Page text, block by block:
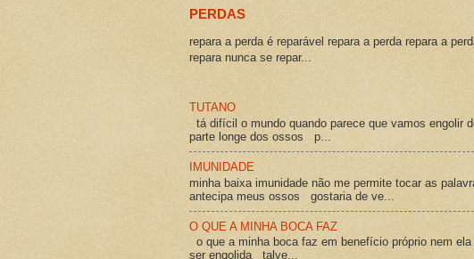
PERDAS
repara a perda é reparável repara a perda repara a
repara nunca se repar...
TUTANO
tá difícil o mundo quando parece que vamos
parte longe dos ossos p...
IMUNIDADE
minha baixa imunidade não me permite tocar as
antecipa meus ossos gostaria de ve...
O QUE A MINHA BOCA FAZ
o que a minha boca faz em benefício próprio nem
ser engolida talve...